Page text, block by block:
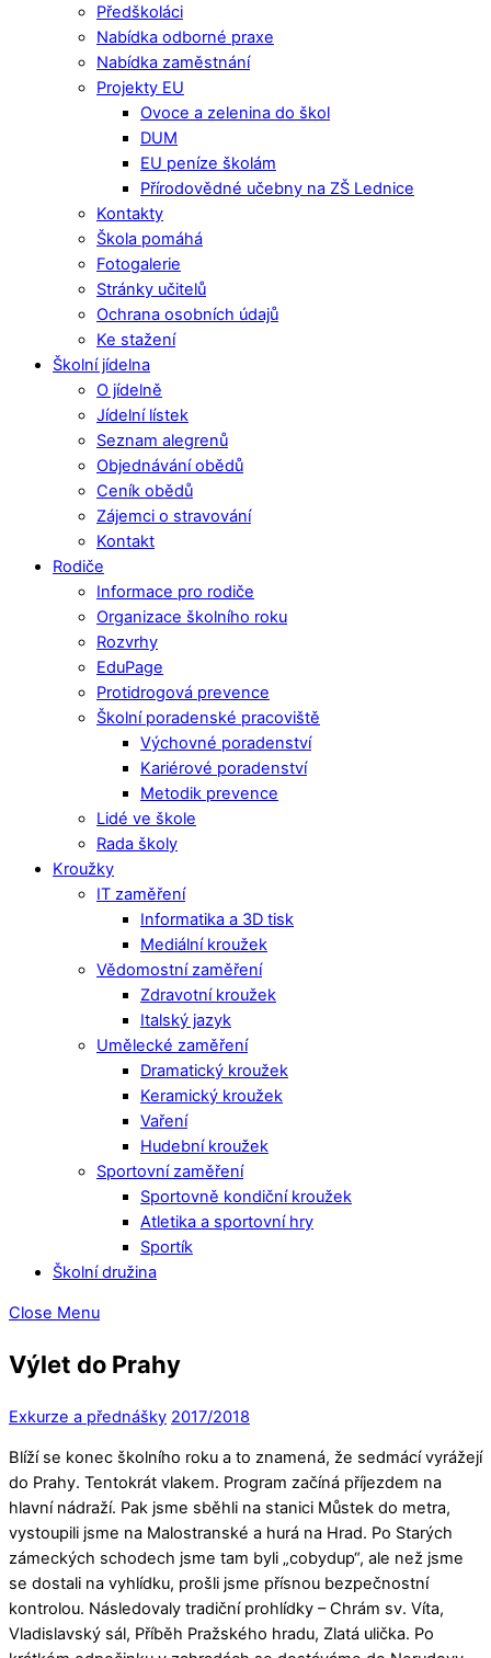
Předškoláci
Nabídka odborné praxe
Nabídka zaměstnání
Projekty EU
Ovoce a zelenina do škol
DUM
EU peníze školám
Přírodovědné učebny na ZŠ Lednice
Kontakty
Škola pomáhá
Fotogalerie
Stránky učitelů
Ochrana osobních údajů
Ke stažení
Školní jídelna
O jídelně
Jídelní lístek
Seznam alegrenů
Objednávání obědů
Ceník obědů
Zájemci o stravování
Kontakt
Rodiče
Informace pro rodiče
Organizace školního roku
Rozvrhy
EduPage
Protidrogová prevence
Školní poradenské pracoviště
Výchovné poradenství
Kariérové poradenství
Metodik prevence
Lidé ve škole
Rada školy
Kroužky
IT zaměření
Informatika a 3D tisk
Mediální kroužek
Vědomostní zaměření
Zdravotní kroužek
Italský jazyk
Umělecké zaměření
Dramatický kroužek
Keramický kroužek
Vaření
Hudební kroužek
Sportovní zaměření
Sportovně kondiční kroužek
Atletika a sportovní hry
Sportík
Školní družina
Close Menu
Výlet do Prahy
Exkurze a přednášky 2017/2018
Blíží se konec školního roku a to znamená, že sedmácí vyrážejí
do Prahy. Tentokrát vlakem. Program začíná příjezdem na
hlavní nádraží. Pak jsme sběhli na stanici Můstek do metra,
vystoupili jsme na Malostranské a hurá na Hrad. Po Starých
zámeckých schodech jsme tam byli „cobydup“, ale než jsme
se dostali na vyhlídku, prošli jsme přísnou bezpečnostní
kontrolou. Následovaly tradiční prohlídky – Chrám sv. Víta,
Vladislavský sál, Příběh Pražského hradu, Zlatá ulička. Po